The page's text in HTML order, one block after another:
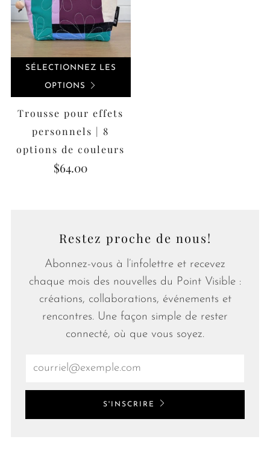
SÉLECTIONNEZ LES
OPTIONS
Trousse pour effets
personnels | 8
options de couleurs
$64.00
Restez proche de nous!
Abonnez-vous à l’infolettre et recevez
chaque mois des nouvelles du Point Visible :
créations, collaborations, événements et
rencontres. Une façon simple de rester
connecté, où que vous soyez.
S'INSCRIRE